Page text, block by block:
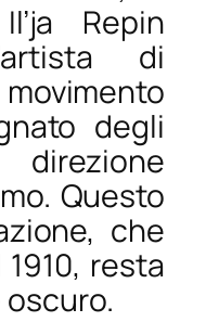
Repin
di
degli
Questo
che
resta